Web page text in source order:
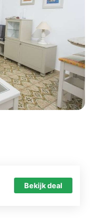
Bekijk deal